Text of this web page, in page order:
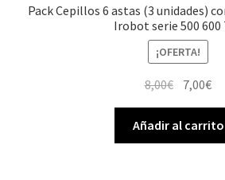
Pack Cepillos 6 astas (3 unidades)
Irobot serie 500 600
¡OFERTA!
8,00€ El
original
era:
7,00€El
es:
Añadir al carrito